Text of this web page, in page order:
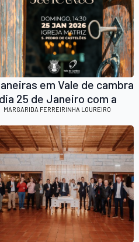
em Vale de cambra
25 de Janeiro com a
de 11 grupos
na Igreja Matriz de
Pedro de Castelões às
MARGARIDA FERREIRINHA LOUREIRO